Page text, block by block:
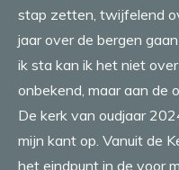
stap zetten, twijfelend
jaar over de bergen
ik sta kan ik het niet
onbekend, maar aan de
De kerk van oudjaar
mijn kant op. Vanuit de
het eindpunt in de voor